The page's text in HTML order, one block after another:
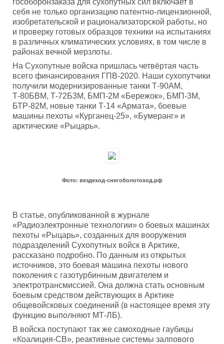
себя не только организацию патентно-лицензионной,
изобретательской и рационализаторской работы, но
и проверку готовых образцов техники на испытаниях
в различных климатических условиях, в том числе в
районах вечной мерзлоты.
На Сухопутные войска пришлась четвёртая часть
всего финансирования ГПВ-2020. Наши сухопутчики
получили модернизированные танки Т-90АМ,
Т-80БВМ, Т-72Б3М, БМП-2М «Бережок», БМП-3М,
БТР-82М, новые танки Т-14 «Армата», боевые
машины пехоты «Курганец-25», «Бумеранг» и
арктические «Рыцарь».
Фото: вездеход-снегоболотоход.рф
В статье, опубликованной в журнале
«Радиоэлектронные технологии» о боевых машинах
пехоты «Рыцарь», созданных для вооружения
подразделений Сухопутных войск в Арктике,
рассказано подробно. По данным из открытых
источников, это боевая машина пехоты нового
поколения с газотурбинным двигателем и
электротрансмиссией. Она должна стать основным
боевым средством действующих в Арктике
общевойсковых соединений (в настоящее время эту
функцию выполняют МТ-ЛБ).
В войска поступают так же самоходные гаубицы
«Коалиция-СВ», реактивные системы залпового